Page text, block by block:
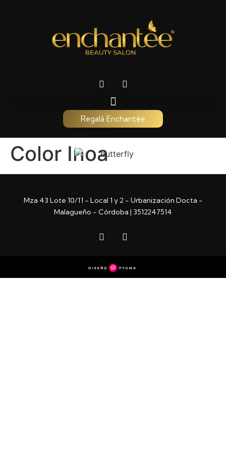
Regalá Enchantée
Color Inoa
Mza 43 Lote 10/11 - Local 1 y 2 - Urbanización Docta -
Malagueño - Córdoba | 3512247514